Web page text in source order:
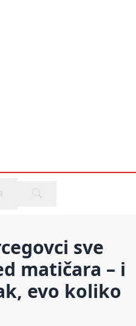
sve
matičara – i
evo koliko